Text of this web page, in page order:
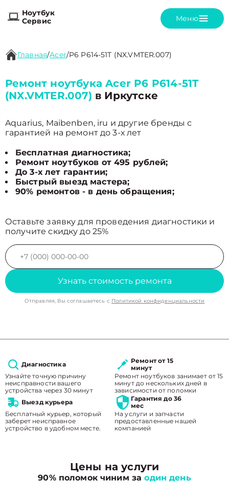
Ноутбук
Сервис
Меню
Главная/Acer/P6 P614-51T (NX.VMTER.007)
Ремонт ноутбука Acer P6 P614-51T
(NX.VMTER.007) в Иркутске
Aquarius, Maibenben, iru и другие бренды с
гарантией на ремонт до 3-х лет
Бесплатная диагностика;
Ремонт ноутбуков от 495 рублей;
До 3-х лет гарантии;
Быстрый выезд мастера;
90% ремонтов - в день обращения;
Оставьте заявку для проведения диагностики и
получите скидку до 25%
Узнать стоимость ремонта
Отправляя, Вы соглашаетесь с Политикой конфиденциальности
Диагностика
Узнайте точную причину
неисправности вашего
устройства через 30 минут
Ремонт от 15
минут
Ремонт ноутбуков занимает от 15
минут до нескольких дней в
зависимости от поломки
Выезд курьера
Бесплатный курьер, который
заберет неисправное
устройство в удобном месте.
Гарантия до 36
мес
На услуги и запчасти
предоставленные нашей
компанией
Цены на услуги
90% поломок чиним заодин день